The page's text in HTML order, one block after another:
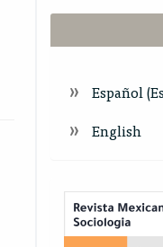
Español
English
Index